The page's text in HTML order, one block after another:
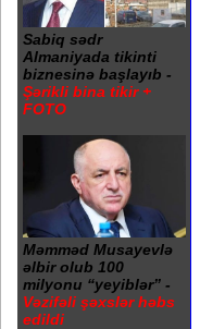
Sabiq sədr
Almaniyada tikinti
biznesinə başlayıb -
Şərikli bina tikir +
FOTO
Məmməd Musayevlə
əlbir olub 100
milyonu “yeyiblər” -
Vəzifəli şəxslər həbs
edildi